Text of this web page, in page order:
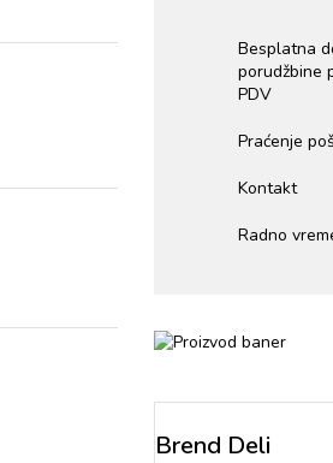
Besplatna
porudžbine
PDV
Praćenje
Kontakt
Radno
Brend Deli